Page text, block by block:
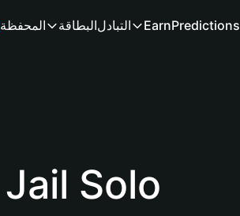
المحفظة البطاقةالتبادل EarnPredictions
محفظة Jail Solo